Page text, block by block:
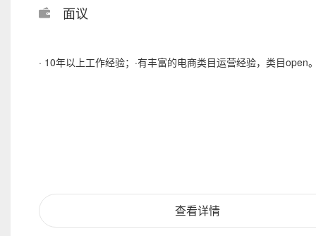
面议
· 10年以上工作经验；·有丰富的电商类目运营经验，类目open
查看详情